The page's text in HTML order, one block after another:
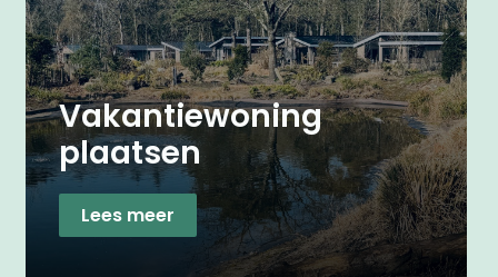
Vakantiewoning
plaatsen
Lees meer